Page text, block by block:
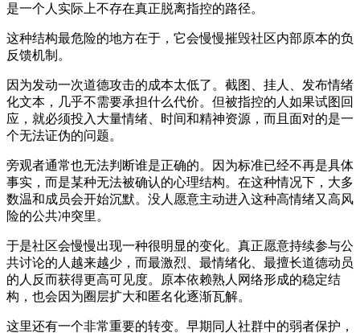
是一个人实际上不存在真正脱离指控的路径。
这种结构最危险的地方在于，它会慢慢摧毁社区内部原本的负
反馈机制。
因为发动一次道德攻击的成本太低了。截图、挂人、发布情绪
化文本，几乎不需要承担什么代价。但被指控的人如果试图回
应，就必须投入大量情绪、时间和精神资源，而且面对的是一
个无法证伪的问题。
旁观者通常也无法判断谁是正确的。因为标准已经不再是具体
事实，而是某种无法被确认的心理结构。在这种情况下，大多
数温和成员会开始沉默。没人愿意主动进入这种高情绪又高风
险的公共冲突里。
于是社区会慢慢出现一种很明显的变化。真正愿意持续参与公
共讨论的人越来越少，而最激烈、最情绪化、最擅长道德动员
的人反而获得更高可见度。原本依赖熟人网络形成的稳定结
构，也会因为圈层扩大和匿名化逐渐瓦解。
这里还有一个非常重要的转变。早期同人社群中的弱者保护，